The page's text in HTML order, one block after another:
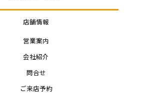
店舗情報
営業案内
会社紹介
問合せ
ご来店予約